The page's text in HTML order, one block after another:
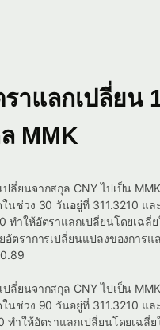
าแลกเปลี่ยน
MMK
ปลี่ยนจากสกุล CNY ไปเป็น
นช่วง 30 วันอยู่ที่ 311.3210 แ
ทำให้อัตราแลกเปลี่ยนโดยเฉลี่
อัตราการเปลี่ยนแปลงของการแ
ปลี่ยนจากสกุล CNY ไปเป็น
นช่วง 90 วันอยู่ที่ 311.3210 แ
ทำให้อัตราแลกเปลี่ยนโดยเฉลี่